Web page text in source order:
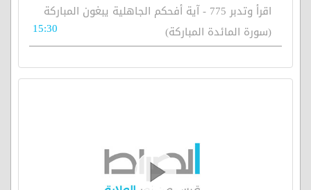
اقرأ وتدبر 775 - آية أفحكم الجاهلية يبغون المباركة
(سورة المائدة المباركة)
15:30